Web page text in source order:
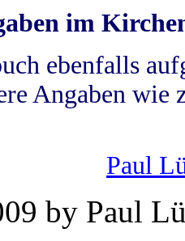
im
ebenfalls
Angaben wie
Paul
by Paul